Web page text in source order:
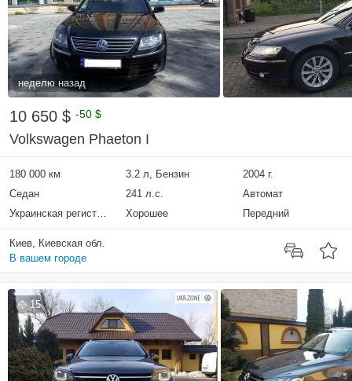
неделю назад
10 650 $ -50 $
Volkswagen Phaeton I
180 000 км 3.2 л, Бензин
2004 г.
Седан
241 л.с.
Автомат
Украинская регистрация
Хорошее Передний
Киев, Киевская обл.
В вашем городе
15